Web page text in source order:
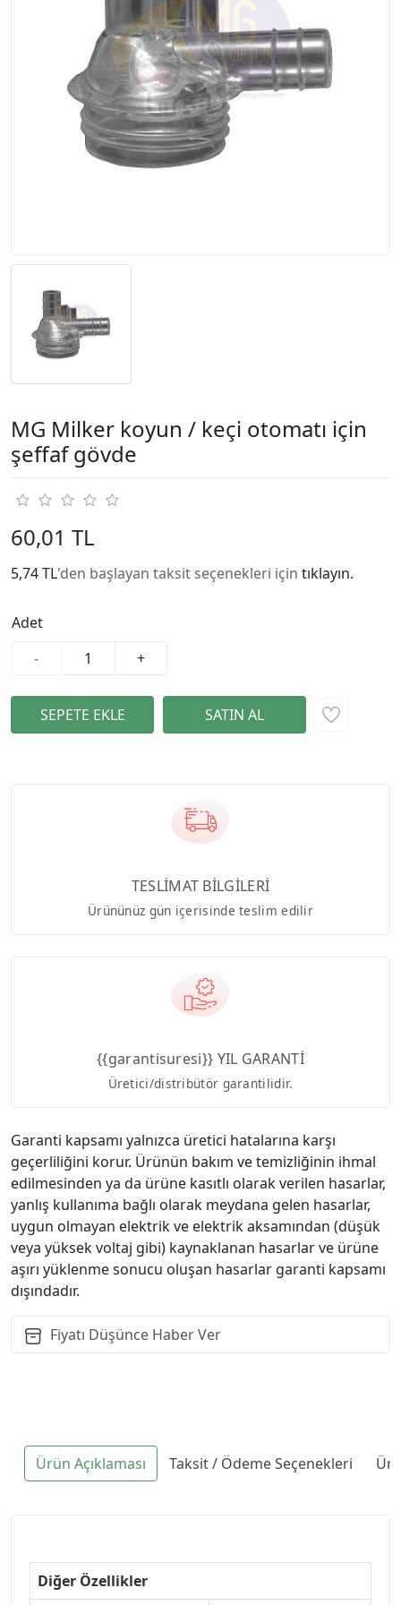
MG Milker koyun / keçi otomatı için
şeffaf gövde
60,01 TL
5,74 TL'den başlayan taksit seçenekleri için tıklayın.
Adet
-
+
TESLİMAT BİLGİLERİ
Ürününüz gün içerisinde teslim edilir
{{garantisuresi}} YIL GARANTİ
Üretici/distribütör garantilidir.
Garanti kapsamı yalnızca üretici hatalarına karşı
geçerliliğini korur. Ürünün bakım ve temizliğinin ihmal
edilmesinden ya da ürüne kasıtlı olarak verilen hasarlar,
yanlış kullanıma bağlı olarak meydana gelen hasarlar,
uygun olmayan elektrik ve elektrik aksamından (düşük
veya yüksek voltaj gibi) kaynaklanan hasarlar ve ürüne
aşırı yüklenme sonucu oluşan hasarlar garanti kapsamı
dışındadır.
Fiyatı Düşünce Haber Ver
Ürün Açıklaması Taksit / Ödeme Seçenekleri
Diğer Özellikler